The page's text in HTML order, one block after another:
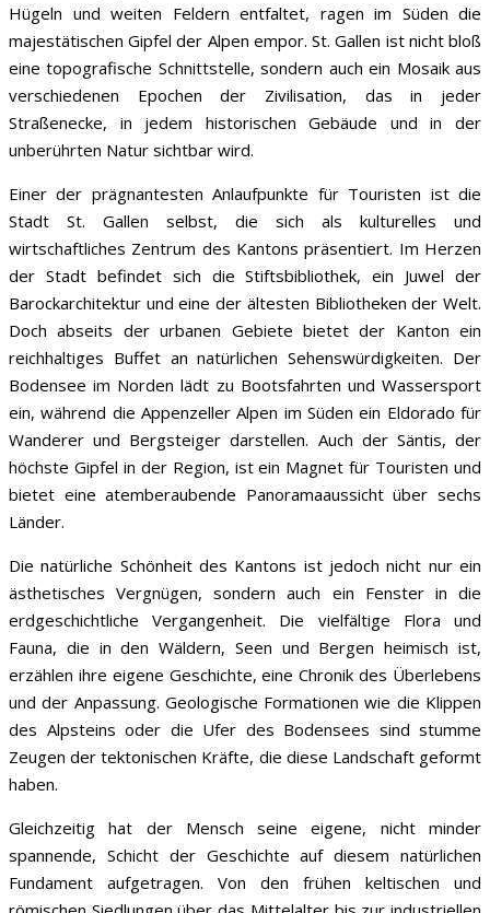
Hügeln und weiten Feldern entfaltet, ragen im Süden die
majestätischen Gipfel der Alpen empor. St. Gallen ist nicht bloß
eine topografische Schnittstelle, sondern auch ein Mosaik aus
verschiedenen Epochen der Zivilisation, das in jeder
Straßenecke, in jedem historischen Gebäude und in der
unberührten Natur sichtbar wird.
Einer der prägnantesten Anlaufpunkte für Touristen ist die
Stadt St. Gallen selbst, die sich als kulturelles und
wirtschaftliches Zentrum des Kantons präsentiert. Im Herzen
der Stadt befindet sich die Stiftsbibliothek, ein Juwel der
Barockarchitektur und eine der ältesten Bibliotheken der Welt.
Doch abseits der urbanen Gebiete bietet der Kanton ein
reichhaltiges Buffet an natürlichen Sehenswürdigkeiten. Der
Bodensee im Norden lädt zu Bootsfahrten und Wassersport
ein, während die Appenzeller Alpen im Süden ein Eldorado für
Wanderer und Bergsteiger darstellen. Auch der Säntis, der
höchste Gipfel in der Region, ist ein Magnet für Touristen und
bietet eine atemberaubende Panoramaaussicht über sechs
Länder.
Die natürliche Schönheit des Kantons ist jedoch nicht nur ein
ästhetisches Vergnügen, sondern auch ein Fenster in die
erdgeschichtliche Vergangenheit. Die vielfältige Flora und
Fauna, die in den Wäldern, Seen und Bergen heimisch ist,
erzählen ihre eigene Geschichte, eine Chronik des Überlebens
und der Anpassung. Geologische Formationen wie die Klippen
des Alpsteins oder die Ufer des Bodensees sind stumme
Zeugen der tektonischen Kräfte, die diese Landschaft geformt
haben.
Gleichzeitig hat der Mensch seine eigene, nicht minder
spannende, Schicht der Geschichte auf diesem natürlichen
Fundament aufgetragen. Von den frühen keltischen und